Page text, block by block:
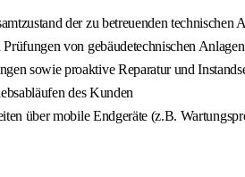
der zu betreuenden technischen
von gebäudetechnischen
sowie proaktive Reparatur und
des Kunden
über mobile Endgeräte (z.B.